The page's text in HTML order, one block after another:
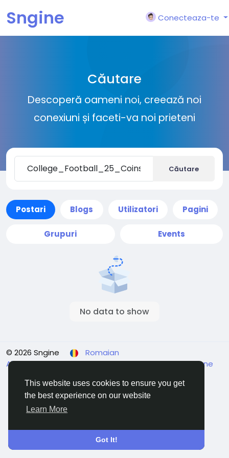
This website uses cookies to ensure you get
the best experience on our website
Learn More
Got It!
Sngine Conecteaza-te
Căutare
Descoperă oameni noi, creează noi
conexiuni și faceti-va noi prieteni
Căutare
Postari Blogs Utilizatori Pagini
Grupuri Events
No data to show
© 2026 Sngine
Romaian
About Termeni Confidențialitate Contacteaza-ne